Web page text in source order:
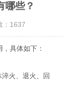
哪些？
：1637
具体如下：
火、退火、回